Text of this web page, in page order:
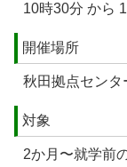
10時30分 から
開催場所
秋田拠点セン
対象
2か月〜就学前